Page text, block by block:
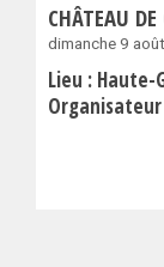
CHÂTEAU
dimanche 9
Lieu : Haute-